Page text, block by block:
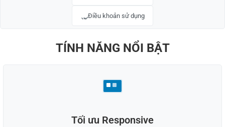
Điều khoản sử dụng
TÍNH NĂNG NỔI BẬT
Tối ưu Responsive